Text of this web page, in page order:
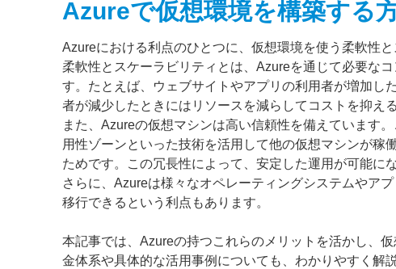
Azureで仮想環境を構築する
Azureにおける利点のひとつに、仮想環境を使う柔軟性と
柔軟性とスケーラビリティとは、Azureを通じて必要な
す。たとえば、ウェブサイトやアプリの利用者が増加し
者が減少したときにはリソースを減らしてコストを抑え
また、Azureの仮想マシンは高い信頼性を備えています
用性ゾーンといった技術を活用して他の仮想マシンが
ためです。この冗長性によって、安定した運用が可能にな
さらに、Azureは様々なオペレーティングシステムやア
移行できるという利点もあります。
本記事では、Azureの持つこれらのメリットを活かし、
金体系や具体的な活用事例についても、わかりやすく解